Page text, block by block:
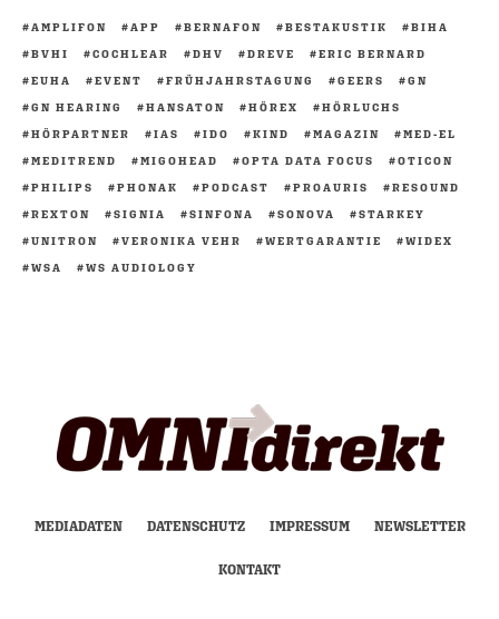
AMPLIFON APP BERNAFON BESTAKUSTIK
BIHA
BVHI
COCHLEAR DHV DREVE
ERIC BERNARD
EUHA
EVENT FRÜHJAHRSTAGUNG GEERS
GN
GN HEARING
HANSATON HÖREX
HÖRLUCHS
HÖRPARTNER
IAS IDO KIND MAGAZIN
MED-EL
MEDITREND
MIGOHEAD OPTA DATA FOCUS
OTICON
PHILIPS
PHONAK PODCAST PROAURIS
RESOUND
REXTON
SIGNIA SINFONA SONOVA
STARKEY
UNITRON
VERONIKA VEHR WERTGARANTIE
WIDEX
WSA
WS AUDIOLOGY
MEDIADATEN DATENSCHUTZ IMPRESSUM NEWSLETTER
KONTAKT